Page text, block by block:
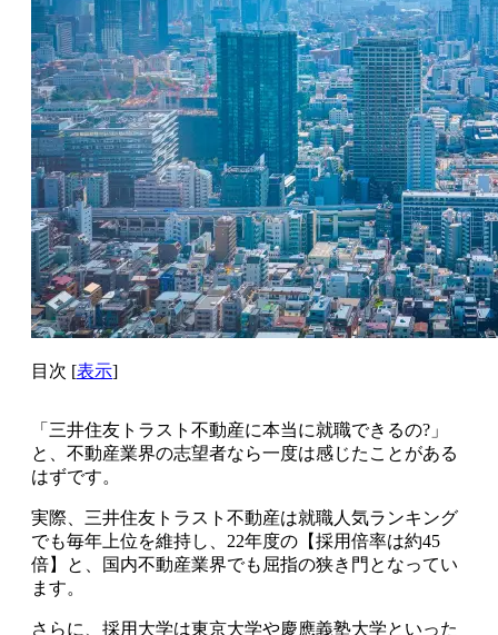
目次 [表示]
「三井住友トラスト不動産に本当に就職できるの?」
と、不動産業界の志望者なら一度は感じたことがある
はずです。
実際、 三井住友トラスト不動産は就職人気ランキング
でも毎年上位を維持し、 22年度の【採用倍率は約45
倍】と、国内不動産業界でも屈指の狭き門 となってい
ます。
さらに、採用大学は東京大学や慶應義塾大学といった